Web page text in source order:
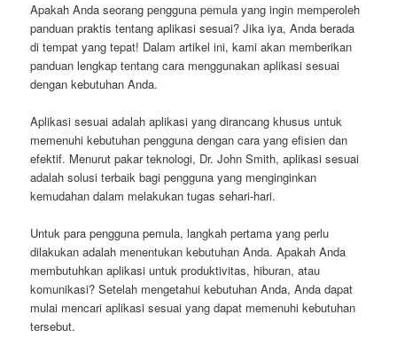
Apakah Anda seorang pengguna pemula yang ingin memperoleh
panduan praktis tentang aplikasi sesuai? Jika iya, Anda berada
di tempat yang tepat! Dalam artikel ini, kami akan memberikan
panduan lengkap tentang cara menggunakan aplikasi sesuai
dengan kebutuhan Anda.
Aplikasi sesuai adalah aplikasi yang dirancang khusus untuk
memenuhi kebutuhan pengguna dengan cara yang efisien dan
efektif. Menurut pakar teknologi, Dr. John Smith, aplikasi sesuai
adalah solusi terbaik bagi pengguna yang menginginkan
kemudahan dalam melakukan tugas sehari-hari.
Untuk para pengguna pemula, langkah pertama yang perlu
dilakukan adalah menentukan kebutuhan Anda. Apakah Anda
membutuhkan aplikasi untuk produktivitas, hiburan, atau
komunikasi? Setelah mengetahui kebutuhan Anda, Anda dapat
mulai mencari aplikasi sesuai yang dapat memenuhi kebutuhan
tersebut.